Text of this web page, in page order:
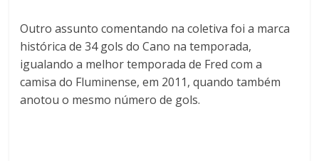
Outro assunto comentando na coletiva foi a marca
histórica de 34 gols do Cano na temporada,
igualando a melhor temporada de Fred com a
camisa do Fluminense, em 2011, quando também
anotou o mesmo número de gols.